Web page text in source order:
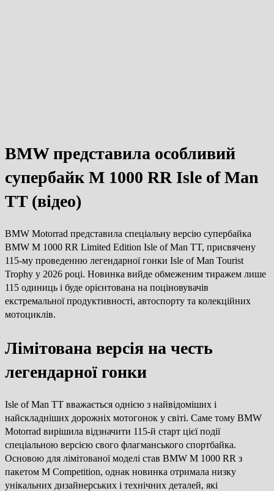
BMW представила особливий
супербайк M 1000 RR Isle of Man
TT (відео)
BMW Motorrad представила спеціальну версію супербайка
BMW M 1000 RR Limited Edition Isle of Man TT, присвячену
115-му проведенню легендарної гонки Isle of Man Tourist
Trophy у 2026 році. Новинка вийде обмеженим тиражем лише
115 одиниць і буде орієнтована на поціновувачів
екстремальної продуктивності, автоспорту та колекційних
мотоциклів.
Лімітована версія на честь
легендарної гонки
Isle of Man TT вважається однією з найвідоміших і
найскладніших дорожніх мотогонок у світі. Саме тому BMW
Motorrad вирішила відзначити 115-й старт цієї події
спеціальною версією свого флагманського спортбайка.
Основою для лімітованої моделі став BMW M 1000 RR з
пакетом M Competition, однак новинка отримала низку
унікальних дизайнерських і технічних деталей, які